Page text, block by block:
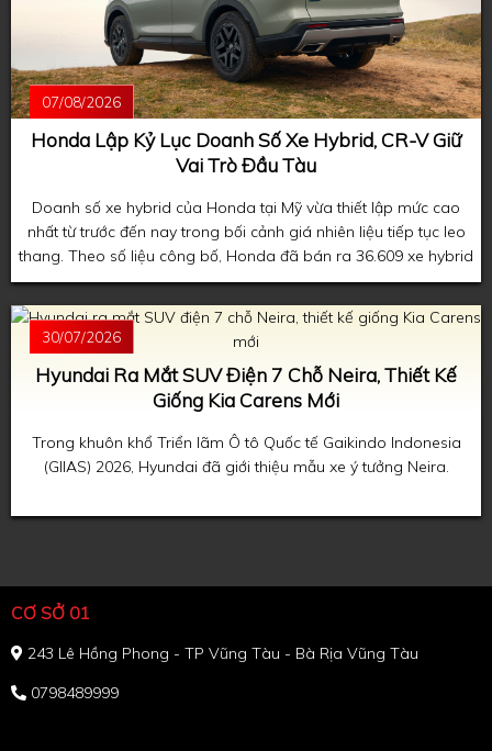
07/08/2026
Honda Lập Kỷ Lục Doanh Số Xe Hybrid, CR-V Giữ
Vai Trò Đầu Tàu
Doanh số xe hybrid của Honda tại Mỹ vừa thiết lập mức cao
nhất từ trước đến nay trong bối cảnh giá nhiên liệu tiếp tục leo
thang. Theo số liệu công bố, Honda đã bán ra 36.609 xe hybrid
trong tháng 7, phản ánh xu hướng người tiêu dùng ngày càng
ưu tiên các mẫu xe tiết kiệm nhiên liệu khi giá xăng duy trì ở
mức cao.
30/07/2026
Hyundai Ra Mắt SUV Điện 7 Chỗ Neira, Thiết Kế
Giống Kia Carens Mới
Trong khuôn khổ Triển lãm Ô tô Quốc tế Gaikindo Indonesia
(GIIAS) 2026, Hyundai đã giới thiệu mẫu xe ý tưởng Neira.
CƠ SỞ 01
243 Lê Hồng Phong - TP Vũng Tàu - Bà Rịa Vũng Tàu
0798489999